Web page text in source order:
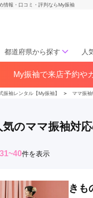
情報・口コミ・評判ならMy振袖
都道府県から探す
北海道／東北
北海道(141) 青森県
愛知県(285)
山梨県(37)
新潟県(65)
人
My振袖で来店予約や
振袖レンタル【My振袖】 ＞ ママ振袖
気のママ振袖対
31~40件を表示
きも